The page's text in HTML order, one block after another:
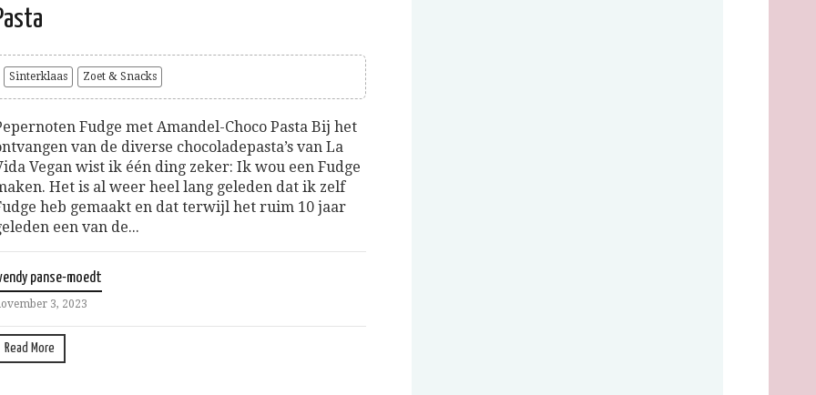
Sinterklaas Zoet & Snacks
Fudge met Amandel-Choco Pasta Bij het
van de diverse chocoladepasta’s van La
Vegan wist ik één ding zeker: Ik wou een Fudge
Het is al weer heel lang geleden dat ik zelf
heb gemaakt en dat terwijl het ruim 10 jaar
een van de...
panse-moedt
3, 2023
Read More